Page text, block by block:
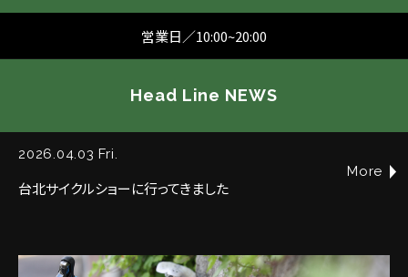
営業日／10:00~20:00
Head Line NEWS
2026.04.03 Fri.
台北サイクルショーに行ってきました
More